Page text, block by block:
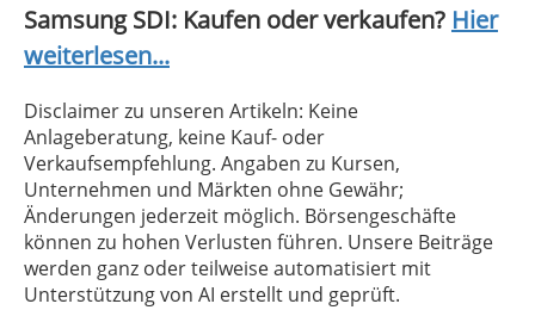
Samsung SDI: Kaufen oder verkaufen? Hier
weiterlesen...
Disclaimer zu unseren Artikeln: Keine
Anlageberatung, keine Kauf- oder
Verkaufsempfehlung. Angaben zu Kursen,
Unternehmen und Märkten ohne Gewähr;
Änderungen jederzeit möglich. Börsengeschäfte
können zu hohen Verlusten führen. Unsere Beiträge
werden ganz oder teilweise automatisiert mit
Unterstützung von AI erstellt und geprüft.